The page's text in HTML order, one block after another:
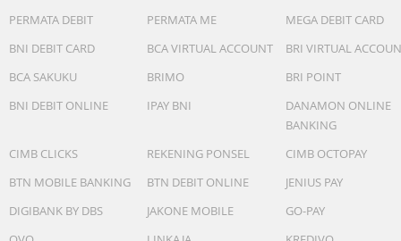
PERMATA DEBIT
PERMATA ME
MEGA DEBIT CARD
BNI DEBIT CARD
BCA VIRTUAL ACCOUNT
BRI VIRTUAL
BCA SAKUKU
BRIMO
BRI POINT
BNI DEBIT ONLINE
IPAY BNI
DANAMON ONLINE
BANKING
CIMB CLICKS
REKENING PONSEL
CIMB OCTOPAY
BTN MOBILE BANKING
BTN DEBIT ONLINE
JENIUS PAY
DIGIBANK BY DBS
JAKONE MOBILE
GO-PAY